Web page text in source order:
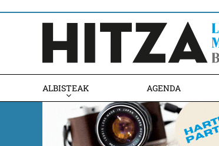
ALBISTEAK AGENDA